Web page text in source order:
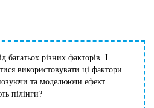
багатьох різних факторів. І
використовувати ці фактори
та моделюючи ефект
пілінги?